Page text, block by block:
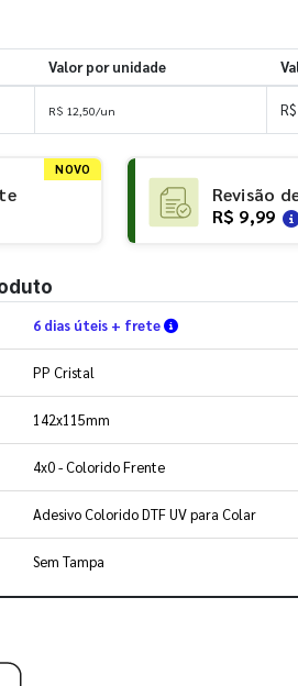
Valor por unidade
R$ 12,50/un
NOVO
Revisão
R$ 9,99
6 dias úteis + frete Verifique as
PP Cristal
142x115mm
4x0 - Colorido Frente
Adesivo Colorido DTF UV para Colar
Sem Tampa
utilizar os nossos gabaritos